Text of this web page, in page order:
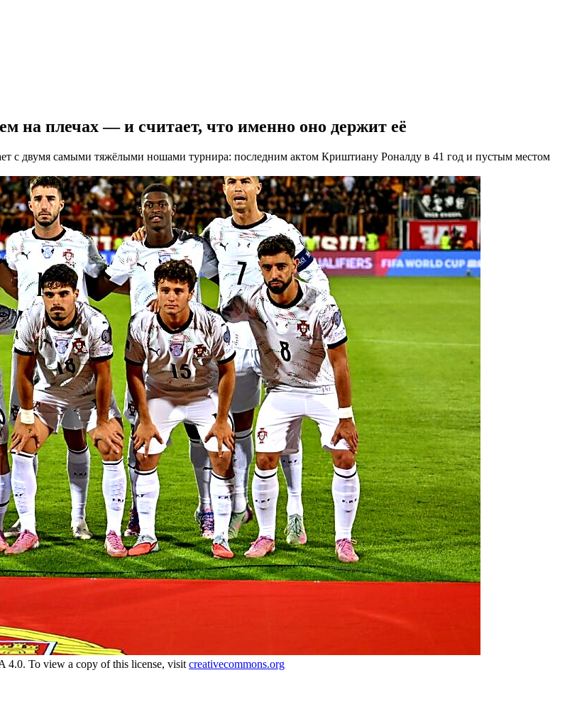
на плечах — и считает, что именно оно держит её
с двумя самыми тяжёлыми ношами турнира: последним актом Криштиану Роналду в 41 год и пустым местом
4.0. To view a copy of this license, visit creativecommons.org